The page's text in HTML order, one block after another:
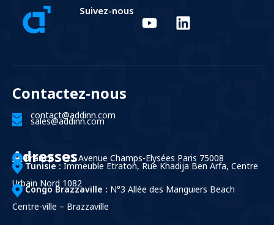
Suivez-nous
Contactez-nous
contact@addinn.com
sales@addinn.com
Adresses
France :121 Avenue Champs-Elysées Paris 75008
Tunisie : Immeuble Etraton, Rue Khadija Ben Arfa, Centre
Urbain Nord 1082
Congo Brazzaville : N°3 Allée des Manguiers Beach
Centre-ville – Brazzaville